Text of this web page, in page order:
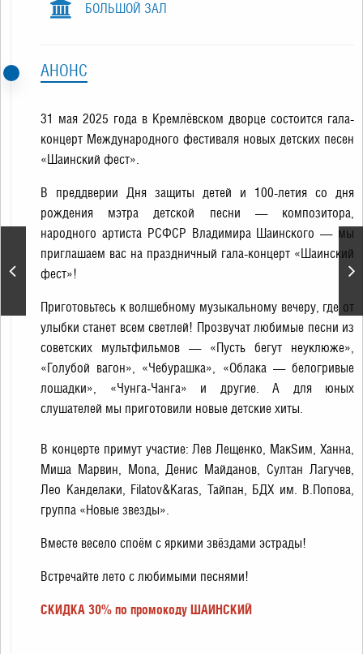
Шелыгин. Спектакль
театра «Кремлёвский
БОЛЬШОЙ ЗАЛ
АНОНС
31 мая 2025 года в Кремлёвском дворце состоится гала-
концерт Международного фестиваля новых детских песен
«Шаинский фест».
В преддверии Дня защиты детей и 100-летия со дня
рождения мэтра детской песни — композитора,
народного артиста РСФСР Владимира Шаинского — мы
приглашаем вас на праздничный гала-концерт «Шаинский
фест»!
Приготовьтесь к волшебному музыкальному вечеру, где от
улыбки станет всем светлей! Прозвучат любимые песни из
советских мультфильмов — «Пусть бегут неуклюже»,
«Голубой вагон», «Чебурашка», «Облака — белогривые
лошадки», «Чунга-Чанга» и другие. А для юных
слушателей мы приготовили новые детские хиты.
В концерте примут участие: Лев Лещенко, МакSим, Ханна,
Миша Марвин, Mona, Денис Майданов, Султан Лагучев,
Лео Канделаки, Filatov&Karas, Тайпан, БДХ им. В.Попова,
группа «Новые звезды».
Вместе весело споём с яркими звёздами эстрады!
Встречайте лето с любимыми песнями!
СКИДКА 30% по промокоду ШАИНСКИЙ